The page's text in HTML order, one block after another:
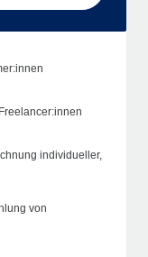
individueller,
von